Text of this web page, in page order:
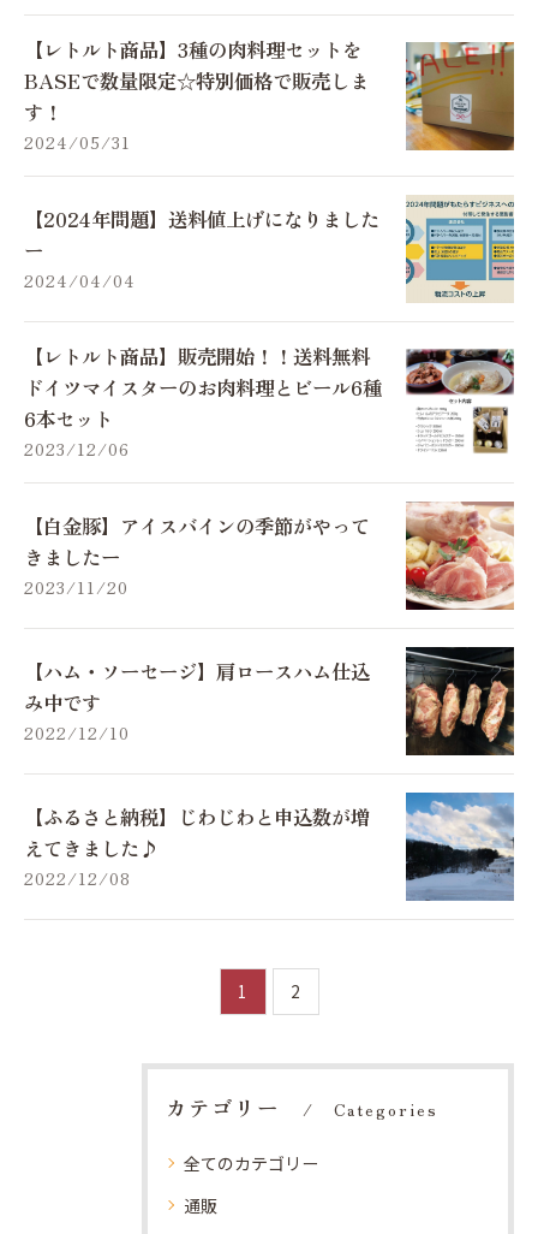
【レトルト商品】3種の肉料理セットを
BASEで数量限定☆特別価格で販売しま
す！
2024/05/31
【2024年問題】送料値上げになりました
ー
2024/04/04
【レトルト商品】販売開始！！送料無料
ドイツマイスターのお肉料理とビール6種
6本セット
2023/12/06
【白金豚】アイスバインの季節がやって
きましたー
2023/11/20
【ハム・ソーセージ】肩ロースハム仕込
み中です
2022/12/10
【ふるさと納税】じわじわと申込数が増
えてきました♪
2022/12/08
1 2
カテゴリー Categories
全てのカテゴリー
通販